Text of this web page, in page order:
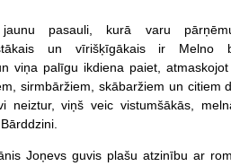
pasauli, kurā varu
un vīrišķīgākais ir Melno
viņa palīgu ikdiena paiet,
sirmbāržiem, skābaržiem un citiem
neiztur, viņš veic vistumšākās,
Joņevs guvis plašu atzinību ar